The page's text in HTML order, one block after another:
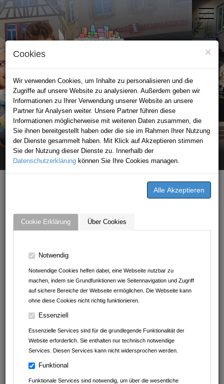
×
Cookies
Wir verwenden Cookies, um Inhalte zu personalisieren und die
Zugriffe auf unsere Website zu analysieren. Außerdem geben wir
Informationen zu Ihrer Verwendung unserer Website an unsere
Partner für Analysen weiter. Unsere Partner führen diese
Informationen möglicherweise mit weiteren Daten zusammen, die
Sie ihnen bereitgestellt haben oder die sie im Rahmen Ihrer Nutzung
der Dienste gesammelt haben. Mit Klick auf Akzeptieren stimmen
Sie der Nutzung dieser Dienste zu. Innerhalb der
Datenschutzerklärung können Sie Ihre Cookies managen.
Cookie Erklärung Über Cookies
Notwendig
Notwendige Cookies helfen dabei, eine Webseite nutzbar zu
machen, indem sie Grundfunktionen wie Seitennavigation und Zugriff
auf sichere Bereiche der Webseite ermöglichen. Die Webseite kann
ohne diese Cookies nicht richtig funktionieren.
Essenziell
Essenzielle Services sind für die grundlegende Funktionalität der
Website erforderlich. Sie enthalten nur technisch notwendige
Services. Diesen Services kann nicht widersprochen werden.
Funktional
Funktionale Services sind notwendig, um über die wesentliche
STADTPORTAL MOSBACH
Home Angebote clever fit Mosbach
ANGEBOTE VON CLEVER FIT
MOSBACH AUS DER REGION
Hier können Sie sparen!
ANGEBOTE VON
Imbiss am Baumarkt
Andrea Erath - Bosch Cookit Handelsvertretung
Müller Reisen
clever fit Mosbach
Leintalzoo Schwaigern